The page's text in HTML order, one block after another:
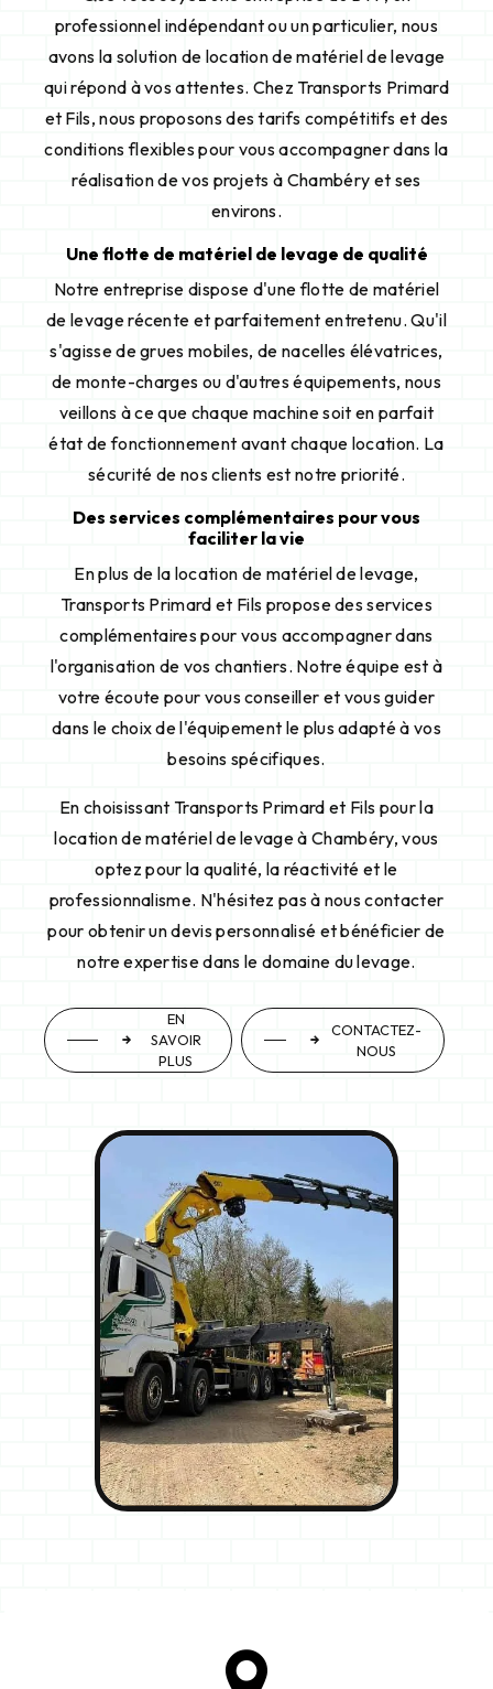
professionnel indépendant ou un particulier, nous
avons la solution de location de matériel de levage
qui répond à vos attentes. Chez Transports Primard
et Fils, nous proposons des tarifs compétitifs et des
conditions flexibles pour vous accompagner dans la
réalisation de vos projets à Chambéry et ses
environs.
Une flotte de matériel de levage de qualité
Notre entreprise dispose d'une flotte de matériel
de levage récente et parfaitement entretenu. Qu'il
s'agisse de grues mobiles, de nacelles élévatrices,
de monte-charges ou d'autres équipements, nous
veillons à ce que chaque machine soit en parfait
état de fonctionnement avant chaque location. La
sécurité de nos clients est notre priorité.
Des services complémentaires pour vous
faciliter la vie
En plus de la location de matériel de levage,
Transports Primard et Fils propose des services
complémentaires pour vous accompagner dans
l'organisation de vos chantiers. Notre équipe est à
votre écoute pour vous conseiller et vous guider
dans le choix de l'équipement le plus adapté à vos
besoins spécifiques.
En choisissant Transports Primard et Fils pour la
location de matériel de levage à Chambéry, vous
optez pour la qualité, la réactivité et le
professionnalisme. N'hésitez pas à nous contacter
pour obtenir un devis personnalisé et bénéficier de
notre expertise dans le domaine du levage.
EN
SAVOIR
PLUS
CONTACTEZ-
NOUS